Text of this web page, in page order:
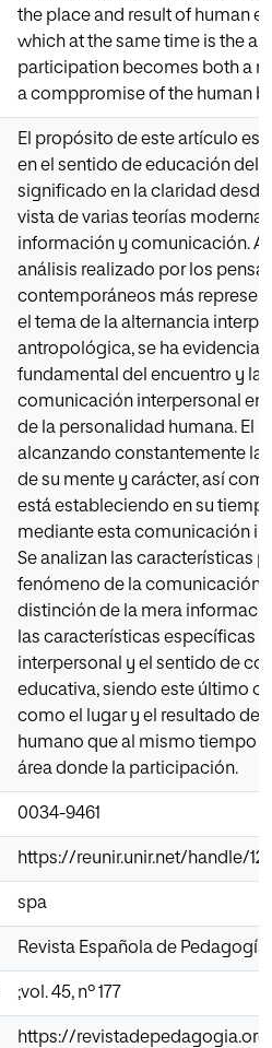
the place and result of human
which at the same time is the
participation becomes both a
a comppromise of the human
El propósito de este artículo es
en el sentido de educación del
significado en la claridad
vista de varias teorías
información y comunicación. A
análisis realizado por los
contemporáneos más
el tema de la alternancia
antropológica, se ha
fundamental del encuentro y la
comunicación interpersonal en
de la personalidad humana. El
alcanzando constantemente la
de su mente y carácter, así
está estableciendo en su
mediante esta comunicación
Se analizan las características
fenómeno de la comunicación,
distinción de la mera
las características específicas
interpersonal y el sentido de
educativa, siendo este último
como el lugar y el resultado del
humano que al mismo tiempo
área donde la participación.
0034-9461
https://reunir.unir.net/handle/
spa
Revista Española de Pedagogía
;vol. 45, nº 177
https://